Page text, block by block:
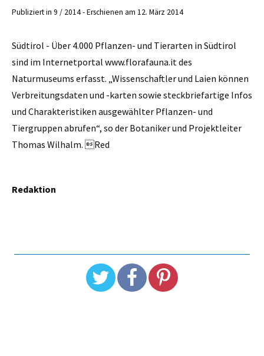
Publiziert in 9 / 2014 - Erschienen am 12. März 2014
Südtirol - Über 4.000 Pflanzen- und Tierarten in Südtirol
sind im Internetportal www.florafauna.it des
Naturmuseums erfasst. „Wissenschaftler und Laien können
Verbreitungsdaten und -karten sowie steckbriefartige Infos
und Charakteristiken ausgewählter Pflanzen- und
Tiergruppen abrufen“, so der Botaniker und Projektleiter
Thomas Wilhalm. Red
Redaktion